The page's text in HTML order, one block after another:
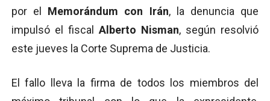
por el
Memorándum con Irán, la denuncia que
impulsó el fiscal Alberto Nisman, según resolvió
este jueves la Corte Suprema de Justicia.
El fallo lleva la firma de todos los miembros del